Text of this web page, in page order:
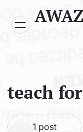
content
teach
1 post